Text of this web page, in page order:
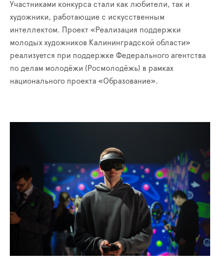
Участниками конкурса стали как любители, так и
художники, работающие с искусственным
интеллектом. Проект «Реализация поддержки
молодых художников Калининградской области»
реализуется при поддержке Федерального агентства
по делам молодёжи (Росмолодёжь) в рамках
национального проекта «Образование».